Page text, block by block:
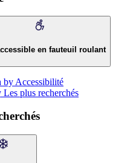
en fauteuil roulant
by Accessibilité
Les plus recherchés